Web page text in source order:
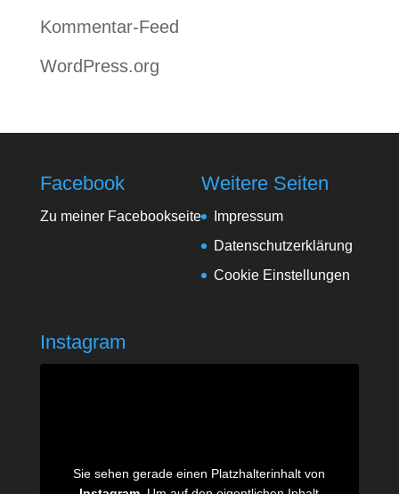
Kommentar-Feed
WordPress.org
Facebook
Zu meiner Facebookseite
Weitere Seiten
Impressum
Datenschutzerklärung
Cookie Einstellungen
Instagram
Sie sehen gerade einen Platzhalterinhalt von